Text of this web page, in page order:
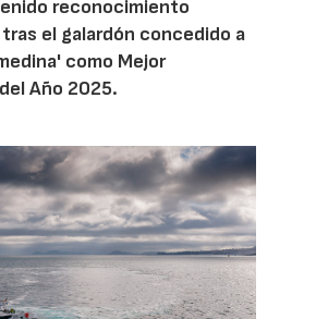
reconocimiento
el galardón concedido a
como Mejor
Año 2025.